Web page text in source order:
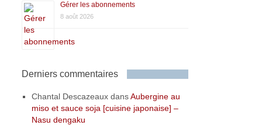
Gérer les abonnements
8 août 2026
Derniers commentaires
Chantal Descazeaux dansAubergine au
miso et sauce soja [cuisine japonaise] –
Nasu dengaku